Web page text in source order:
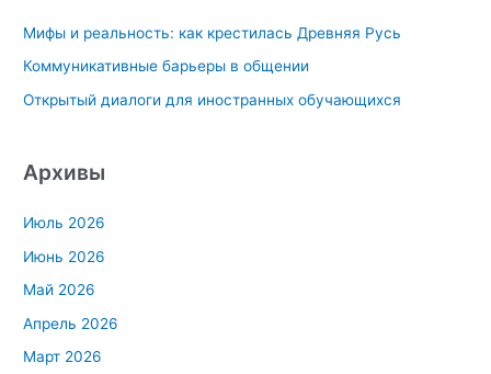
Георгиевского
:Мифы и реальность: как крестилась Древняя Русь
Коммуникативные барьеры в общении
Открытый диалоги для иностранных обучающихся
Архивы
Июль 2026
Июнь 2026
Май 2026
Апрель 2026
Март 2026